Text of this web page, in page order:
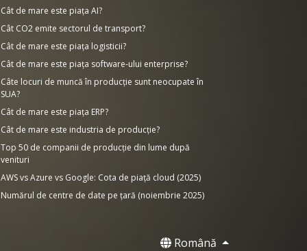
Cât de mare este piața AI?
Cât CO2 emite sectorul de transport?
Cât de mare este piața logisticii?
Cât de mare este piața software-ului enterprise?
Câte locuri de muncă în producție sunt neocupate în
SUA?
Cât de mare este piața ERP?
Cât de mare este industria de producție?
Top 50 de companii de producție din lume după
venituri
AWS vs Azure vs Google: Cota de piață cloud (2025)
Numărul de centre de date pe țară (noiembrie 2025)
Română